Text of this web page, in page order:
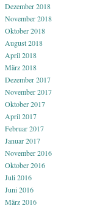
Dezember 2018
November 2018
Oktober 2018
August 2018
April 2018
März 2018
Dezember 2017
November 2017
Oktober 2017
April 2017
Februar 2017
Januar 2017
November 2016
Oktober 2016
Juli 2016
Juni 2016
März 2016